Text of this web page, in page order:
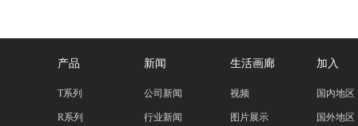
产品
T系列
R系列
新闻
公司新闻
行业新闻
生活画廊
视频
图片展示
加入
国内地区
国外地区